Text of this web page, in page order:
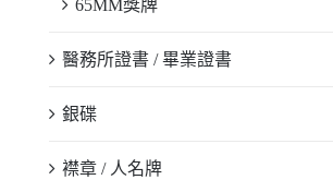
65MM獎牌
醫務所證書 / 畢業證書
銀碟
襟章 / 人名牌